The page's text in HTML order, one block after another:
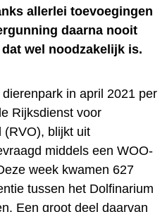
allerlei toevoegingen
daarna nooit
wel noodzakelijk is.
in april 2021 per
Rijksdienst voor
(RVO), blijkt uit
middels een WOO-
week kwamen 627
tussen het Dolfinarium
Een groot deel daarvan